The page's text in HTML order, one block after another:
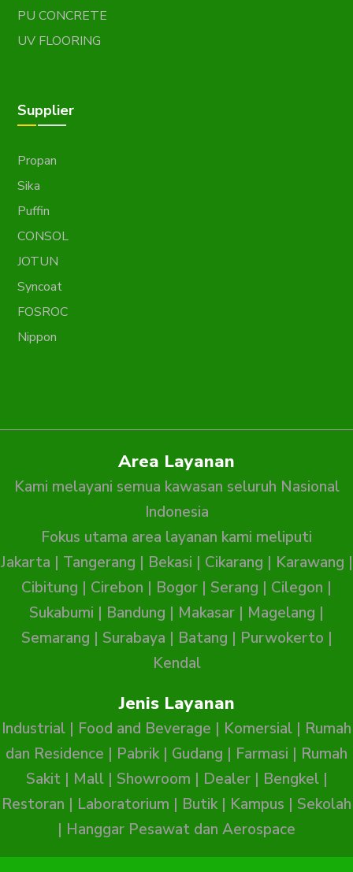
PU CONCRETE
UV FLOORING
Supplier
Propan
Sika
Puffin
CONSOL
JOTUN
Syncoat
FOSROC
Nippon
Area Layanan
Kami melayani semua kawasan seluruh Nasional
Indonesia
Fokus utama area layanan kami meliputi
Jakarta | Tangerang | Bekasi | Cikarang | Karawang |
Cibitung | Cirebon | Bogor | Serang | Cilegon |
Sukabumi | Bandung | Makasar | Magelang |
Semarang | Surabaya | Batang | Purwokerto |
Kendal
Jenis Layanan
Industrial | Food and Beverage | Komersial | Rumah
dan Residence | Pabrik| Gudang | Farmasi | Rumah
Sakit| Mall| Showroom | Dealer| Bengkel|
Restoran | Laboratorium | Butik| Kampus | Sekolah
| Hanggar Pesawat dan Aerospace